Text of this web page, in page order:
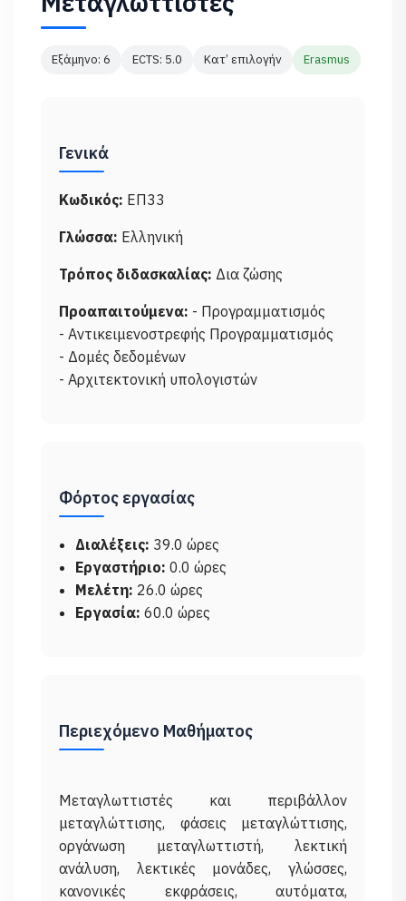
Εξάμηνο: 6 ECTS: 5.0 Κατ’ επιλογήν Erasmus
Γενικά
Κωδικός: ΕΠ33
Γλώσσα: Ελληνική
Τρόπος διδασκαλίας: Δια ζώσης
Προαπαιτούμενα: - Προγραμματισμός
- Αντικειμενοστρεφής Προγραμματισμός
- Δομές δεδομένων
- Αρχιτεκτονική υπολογιστών
Φόρτος εργασίας
Διαλέξεις: 39.0 ώρες
Εργαστήριο: 0.0 ώρες
Μελέτη: 26.0 ώρες
Εργασία: 60.0 ώρες
Περιεχόμενο Μαθήματος
Μεταγλωττιστές και περιβάλλον
μεταγλώττισης, φάσεις μεταγλώττισης,
οργάνωση μεταγλωττιστή, λεκτική
ανάλυση, λεκτικές μονάδες, γλώσσες,
κανονικές εκφράσεις, αυτόματα,